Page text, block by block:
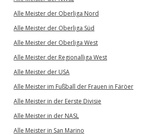
Alle Meister der Oberliga Nord
Alle Meister der Oberliga Süd
Alle Meister der Oberliga West
Alle Meister der Regionalliga West
Alle Meister der USA
Alle Meister im Fußball der Frauen in Färöer
Alle Meister in der Eerste Divisie
Alle Meister in der NASL
Alle Meister in San Marino